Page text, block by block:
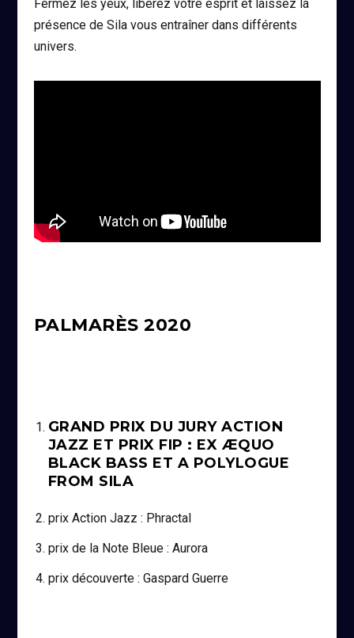
Fermez les yeux, libérez votre esprit et laissez la
présence de Sila vous entraîner dans différents
univers.
PALMARÈS 2020
GRAND PRIX DU JURY ACTION
JAZZ ET PRIX FIP : EX ÆQUO
BLACK BASS ET A POLYLOGUE
FROM SILA
prix Action Jazz : Phractal
prix de la Note Bleue : Aurora
prix découverte : Gaspard Guerre